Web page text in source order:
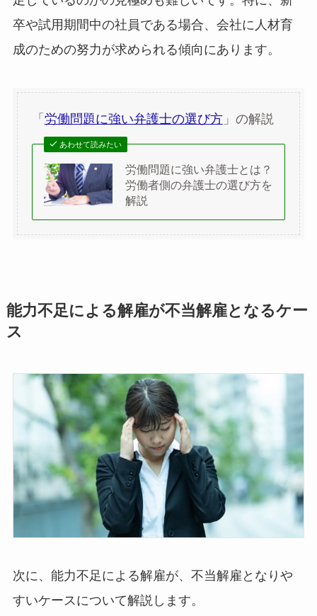
卒や試用期間中の社員である場合、会社に人材育
成のための努力が求められる傾向にあります。
「 労働問題に強い弁護士の選び方」の解説
あわせて読みたい
労働問題に強い弁護士とは？
労働者側の弁護士の選び方を
解説
能力不足による解雇が不当解雇となるケー
ス
次に、能力不足による解雇が、不当解雇となりや
すいケースについて解説します。